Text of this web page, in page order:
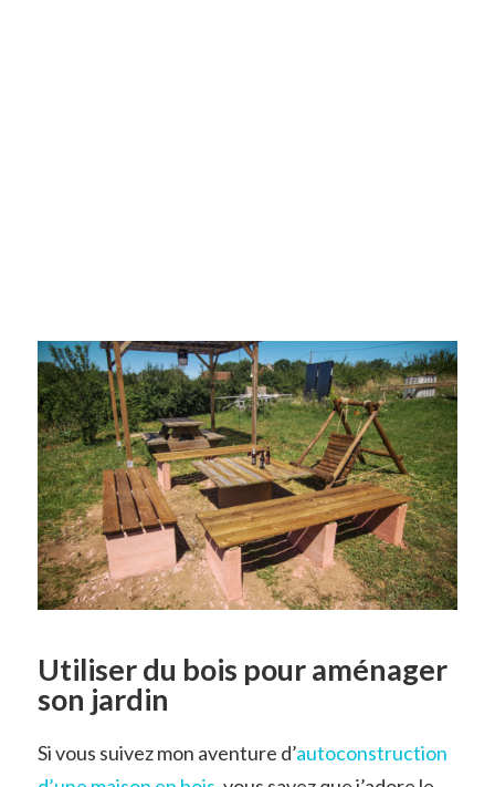
Utiliser du bois pour aménager
son jardin
Si vous suivez mon aventure d’autoconstruction